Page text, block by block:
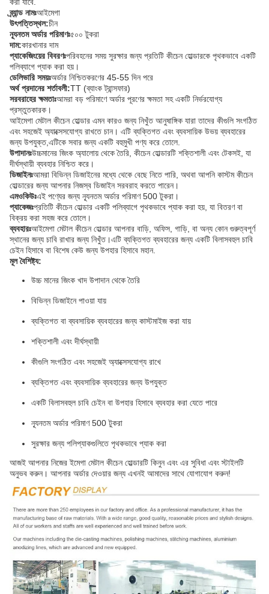
করা যাবে.
ব্র্যান্ড নামঃআইমেগা
উৎপত্তিস্থল:চীন
ন্যূনতম অর্ডার পরিমাণঃ৫০০ টুকরা
দাম:কারখানার দাম
প্যাকেজিংয়ের বিবরণঃপরিবহনের সময় সুরক্ষার জন্য প্রতিটি কীচেন হোল্ডারকে পৃথকভাবে একটি
পলিব্যাগে প্যাক করা হয়।
ডেলিভারি সময়ঃঅর্ডার নিশ্চিতকরণের 45-55 দিন পরে
অর্থ প্রদানের শর্তাবলী:TT (ব্যাংক ট্রান্সফার)
সরবরাহের ক্ষমতাঃআমরা বড় পরিমাণে অর্ডার পূরণের ক্ষমতা সহ একটি নির্ভরযোগ্য
প্রস্তুতকারক।
আইমেগা মেটাল কীচেন হোল্ডার এমন কারও জন্য নিখুঁত আনুষাঙ্গিক যারা তাদের কীগুলি সংগঠিত
এবং সহজেই অ্যাক্সেসযোগ্য রাখতে চান। এটি ব্যক্তিগত এবং ব্যবসায়িক উভয় ব্যবহারের
জন্য উপযুক্ত,এটিকে সবার জন্য একটি বহুমুখী পণ্য করে তোলে.
উপাদানঃউচ্চমানের জিংক অ্যালোয় থেকে তৈরি, কীচেন হোল্ডারটি শক্তিশালী এবং টেকসই, যা
দীর্ঘস্থায়ী ব্যবহার নিশ্চিত করে।
ডিজাইনঃআমরা বিভিন্ন ডিজাইনের মধ্যে থেকে বেছে নিতে পারি, অথবা আপনি কাস্টম কীচেন
হোল্ডারের জন্য আপনার নিজস্ব ডিজাইন সরবরাহ করতে পারেন।
এমওকিউঃএই পণ্যের জন্য ন্যূনতম অর্ডার পরিমাণ 500 টুকরা।
প্যাকেজঃপ্রতিটি কীচেন হোল্ডার একটি পলিব্যাগে পৃথকভাবে প্যাক করা হয়, যা বিতরণ বা
বিক্রয় করা সহজ করে তোলে।
ব্যবহারঃআইমেগা মেটাল কীচেন হোল্ডার আপনার বাড়ি, অফিস, গাড়ি, বা অন্য কোন গুরুত্বপূর্ণ
স্থানের জন্য চাবি রাখার জন্য নিখুঁত।এটি ব্যক্তিগত ব্যবহারের জন্য একটি বিলাসবহুল চাবি
চেইন হিসাবে বা বিশেষ কেউ জন্য উপহার হিসাবে মহান.
মূল বৈশিষ্ট্য:
উচ্চ মানের জিংক খাদ উপাদান থেকে তৈরি
বিভিন্ন ডিজাইনে পাওয়া যায়
ব্যক্তিগত বা ব্যবসায়িক ব্যবহারের জন্য কাস্টমাইজ করা যায়
শক্তিশালী এবং দীর্ঘস্থায়ী
কীগুলি সংগঠিত এবং সহজেই অ্যাক্সেসযোগ্য রাখে
ব্যক্তিগত এবং ব্যবসায়িক ব্যবহারের জন্য উপযুক্ত
একটি বিলাসবহুল চাবি চেইন বা উপহার হিসাবে ব্যবহার করা যেতে পারে
ন্যূনতম অর্ডার পরিমাণ 500 টুকরা
সুরক্ষার জন্য পলিপ্যাকগুলিতে পৃথকভাবে প্যাক করা
আজই আপনার নিজের ইমেগা মেটাল কীচেন হোল্ডারটি কিনুন এবং এর সুবিধা এবং স্টাইলটি
অনুভব করুন। আপনার অর্ডার দেওয়ার জন্য এখনই আমাদের সাথে যোগাযোগ করুন!